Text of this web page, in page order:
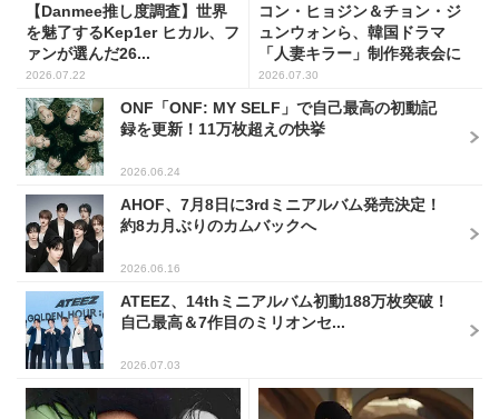
【Danmee推し度調査】世界
を魅了するKep1er ヒカル、フ
ァンが選んだ26...
2026.07.22
コン・ヒョジン＆チョン・ジ
ュンウォンら、韓国ドラマ
「人妻キラー」制作発表会に
出席...
2026.07.30
ONF「ONF: MY SELF」で自己最高の初動記
録を更新！11万枚超えの快挙
2026.06.24
AHOF、7月8日に3rdミニアルバム発売決定！
約8カ月ぶりのカムバックへ
2026.06.16
ATEEZ、14thミニアルバム初動188万枚突破！
自己最高＆7作目のミリオンセ...
2026.07.03